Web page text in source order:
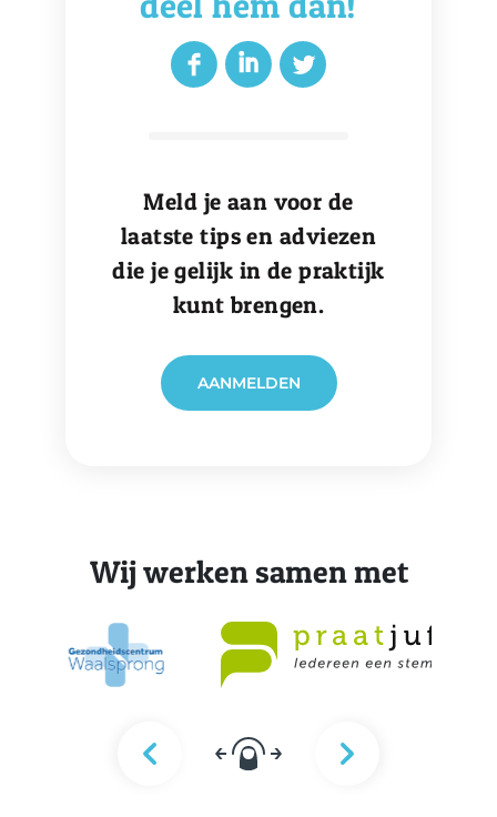
Meld je aan voor de
laatste tips en adviezen
die je gelijk in de praktijk
kunt brengen.
AANMELDEN
Wij werken samen met